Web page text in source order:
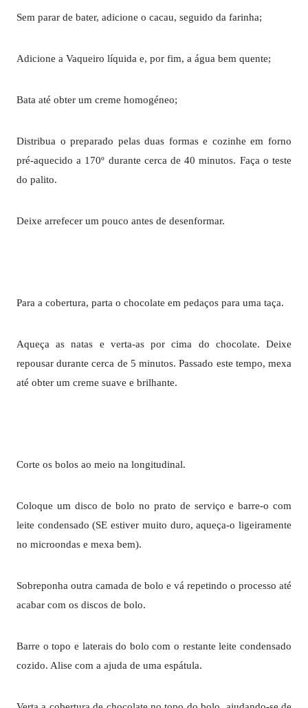
Sem parar de bater, adicione o cacau, seguido da farinha;
Adicione a Vaqueiro líquida e, por fim, a água bem quente;
Bata até obter um creme homogéneo;
Distribua o preparado pelas duas formas e cozinhe em forno
pré-aquecido a 170º durante cerca de 40 minutos. Faça o teste
do palito.
Deixe arrefecer um pouco antes de desenformar.
Para a cobertura, parta o chocolate em pedaços para uma taça.
Aqueça as natas e verta-as por cima do chocolate. Deixe
repousar durante cerca de 5 minutos. Passado este tempo, mexa
até obter um creme suave e brilhante.
Corte os bolos ao meio na longitudinal.
Coloque um disco de bolo no prato de serviço e barre-o com
leite condensado (SE estiver muito duro, aqueça-o ligeiramente
no microondas e mexa bem).
Sobreponha outra camada de bolo e vá repetindo o processo até
acabar com os discos de bolo.
Barre o topo e laterais do bolo com o restante leite condensado
cozido. Alise com a ajuda de uma espátula.